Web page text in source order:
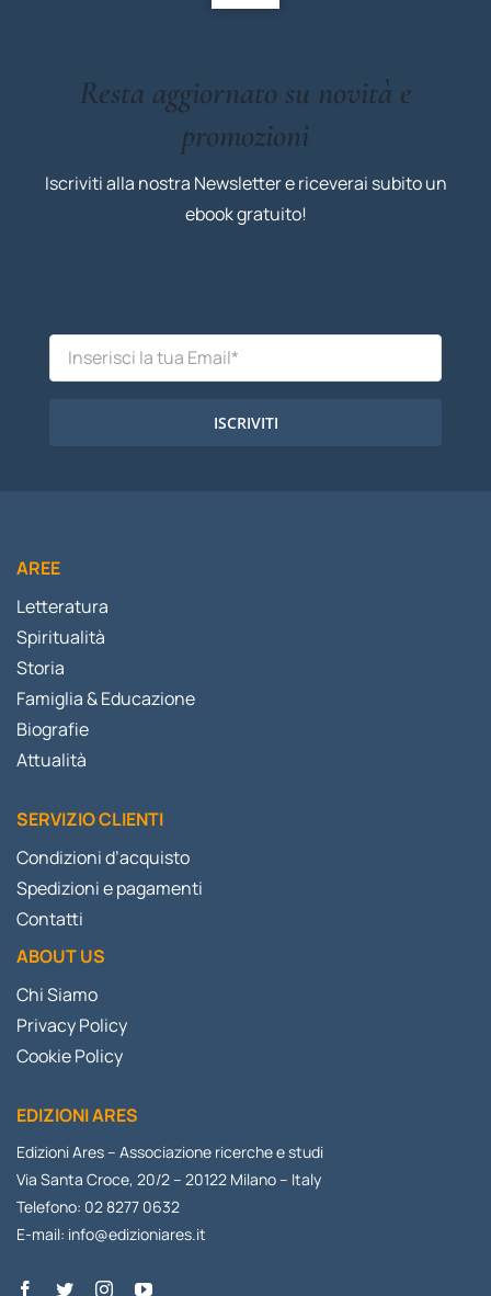
Resta aggiornato su novità e
promozioni
Iscriviti alla nostra Newsletter e riceverai subito un
ebook gratuito!
ISCRIVITI
AREE
Letteratura
Spiritualità
Storia
Famiglia & Educazione
Biografie
Attualità
SERVIZIO CLIENTI
Condizioni d’acquisto
Spedizioni e pagamenti
Contatti
ABOUT US
Chi Siamo
Privacy Policy
Cookie Policy
EDIZIONI ARES
Edizioni Ares – Associazione ricerche e studi
Via Santa Croce, 20/2 – 20122 Milano – Italy
Telefono: 02 8277 0632
E-mail: info@edizioniares.it